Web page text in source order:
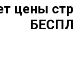
цены